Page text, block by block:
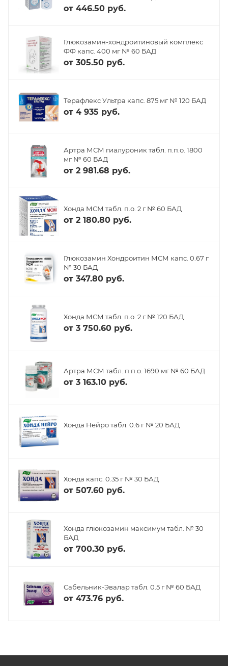
от 446.50 руб.
Глюкозамин-хондроитиновый комплекс
ФФ капс. 400 мг № 60 БАД
от 305.50 руб.
Терафлекс Ультра капс. 875 мг № 120 БАД
от 4 935 руб.
Артра МСМ гиалуроник табл. п.п.о. 1800
мг № 60 БАД
от 2 981.68 руб.
Хонда МСМ табл. п.о. 2 г № 60 БАД
от 2 180.80 руб.
Глюкозамин Хондроитин МСМ капс. 0.67 г
№ 30 БАД
от 347.80 руб.
Хонда МСМ табл. п.о. 2 г № 120 БАД
от 3 750.60 руб.
Артра МСМ табл. п.п.о. 1690 мг № 60 БАД
от 3 163.10 руб.
Хонда Нейро табл. 0.6 г № 20 БАД
Хонда капс. 0.35 г № 30 БАД
от 507.60 руб.
Хонда глюкозамин максимум табл. № 30
БАД
от 700.30 руб.
Сабельник-Эвалар табл. 0.5 г № 60 БАД
от 473.76 руб.